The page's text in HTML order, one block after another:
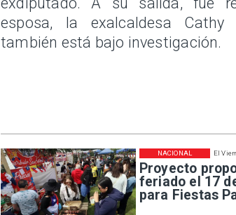
El
Proyecto
feriado el 17
para Fiestas
NACIONAL
esposa, la exalcaldesa Cathy
también está bajo investigación.